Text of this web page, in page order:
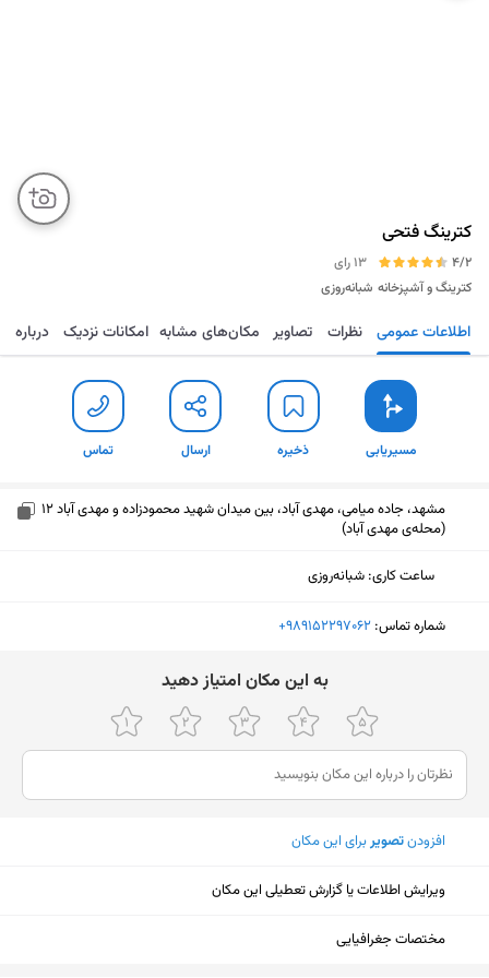
کترینگ فتحی
4/2
13 رای
کترینگ و آشپزخانه شبانه‌روزی
مسیریابی ذخیره ارسال تماس اطلاعات عمومی نظرات تصاویر مکان‌های مشابه امکانات نزدیک درباره
مسیریابی ذخیره ارسال تماس
مشهد، جاده میامی، مهدی آباد، بین میدان شهید محمودزاده و مهدی آباد 12
(محله‌ی مهدی آباد)
ساعت کاری: شبانه‌روزی
شماره تماس: ‎+989152297062
ﺑﻪ اﯾﻦ ﻣﮑﺎن اﻣﺘﯿﺎز دﻫﯿﺪ
افزودنتصویربرای این مکان
ویرایش اطلاعات یا گزارش تعطیلی این مکان
مختصات جغرافیایی